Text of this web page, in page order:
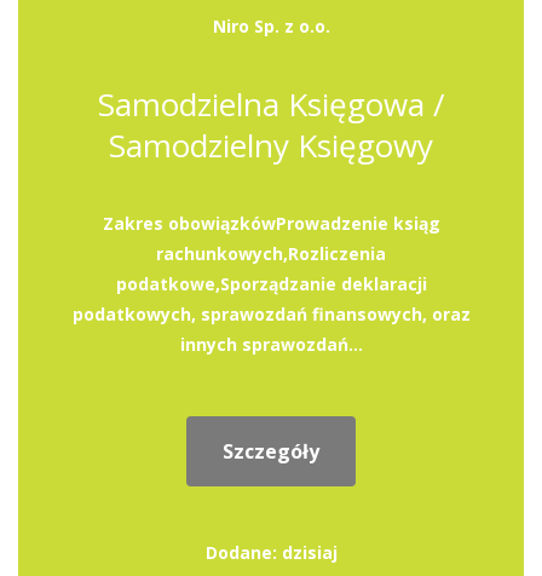
Niro Sp. z o.o.
Samodzielna Księgowa /
Samodzielny Księgowy
Zakres obowiązkówProwadzenie ksiąg
rachunkowych,Rozliczenia
podatkowe,Sporządzanie deklaracji
podatkowych, sprawozdań finansowych, oraz
innych sprawozdań...
Szczegóły
Dodane: dzisiaj